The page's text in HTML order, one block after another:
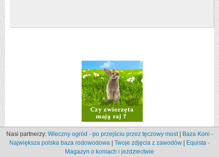
Nasi partnerzy: Wieczny ogród - po przejściu przez tęczowy most|
Baza Koni -
Największa polska baza rodowodowa
Twoje zdjęcia z zawodów
Equista -
Magazyn o koniach i jeździectwie